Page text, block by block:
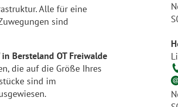
Alle für eine
sind
in Bersteland OT Freiwalde
die auf die Größe Ihres
sind im